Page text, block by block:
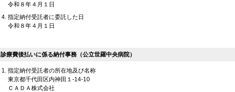
令和８年４月１日
指定納付受託者に委託した日
令和８年４月１日
診療費後払いに係る納付事務（公立世羅中央病院）
指定納付受託者の所在地及び名称
東京都千代田区内神田１-14-10
ＣＡＤＡ株式会社